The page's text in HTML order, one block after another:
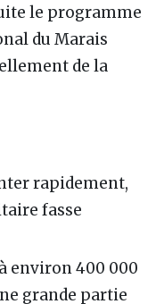
le programme
du Marais
de la
rapidement,
fasse
environ 400 000
grande partie